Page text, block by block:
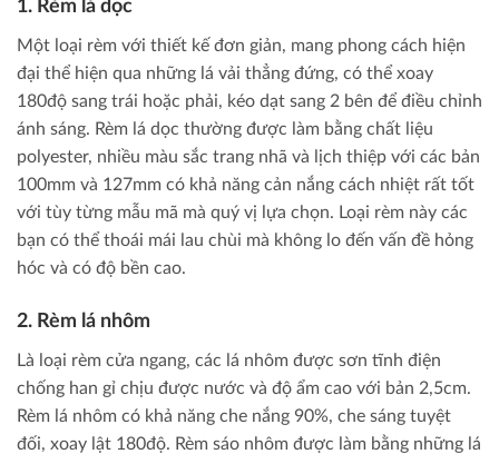
1. Rèm lá dọc
Một loại rèm với thiết kế đơn giản, mang phong cách hiện
đại thể hiện qua những lá vải thẳng đứng, có thể xoay
180độ sang trái hoặc phải, kéo dạt sang 2 bên để điều chỉnh
ánh sáng. Rèm lá dọc thường được làm bằng chất liệu
polyester, nhiều màu sắc trang nhã và lịch thiệp với các bản
100mm và 127mm có khả năng cản nắng cách nhiệt rất tốt
với tùy từng mẫu mã mà quý vị lựa chọn. Loại rèm này các
bạn có thể thoái mái lau chùi mà không lo đến vấn đề hỏng
hóc và có độ bền cao.
2. Rèm lá nhôm
Là loại rèm cửa ngang, các lá nhôm được sơn tĩnh điện
chống han gỉ chịu được nước và độ ẩm cao với bản 2,5cm.
Rèm lá nhôm có khả năng che nắng 90%, che sáng tuyệt
đối, xoay lật 180độ. Rèm sáo nhôm được làm bằng những lá